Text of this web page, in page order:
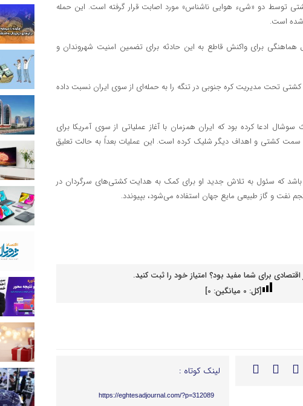
توسط دو «شیء هوایی ناشناس» مورد اصابت قرار گرفته است. این حمله
شده است.
هماهنگی برای واکنش قاطع به این حادثه برای تضمین امنیت شهروندان و
تحت مدیریت کره جنوبی در تنگه را به حمله‌ای از سوی ایران نسبت داده
ادعا کرده بود که ایران همزمان با آغاز عملیاتی از سوی آمریکا برای
سمت کشتی و اهداف دیگر شلیک کرده است. این عملیات بعداً به حالت تعلیق
باشد که سئول به تلاش جدید او برای کمک به هدایت کشتی‌های سرگردان در
نفت و گاز طبیعی مایع جهان استفاده می‌شود، بپیوندد.
اقتصادی برای شما مفید بود؟ امتیاز خود را ثبت کنید.
[کل: 0 میانگین: 0
]
لینک کوتاه :
https://eghtesadjournal.com/?p=312089